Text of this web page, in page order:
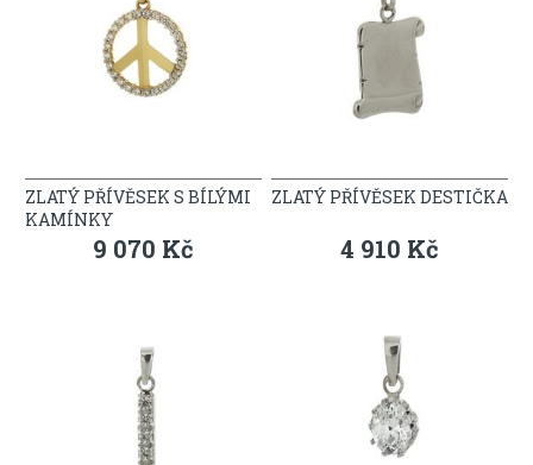
ZLATÝ PŘÍVĚSEK S BÍLÝMI
KAMÍNKY
9 070 Kč
ZLATÝ PŘÍVĚSEK DESTIČKA
4 910 Kč